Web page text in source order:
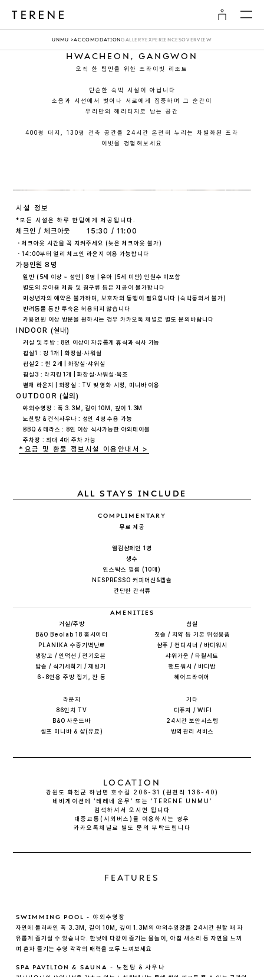
0:00/0:00
HWACHEON, GANGWON
오직 한 팀만을 위한 프라이빗 리조트
단순한 숙박 시설이 아닙니다
소음과 시선에서 벗어나 서로에게 집중하며 그 순간이
우리만의 헤리티지로 남는 공간
400평 대지, 130평 건축 공간을 24시간 온전히 누리는 차별화된 프라
이빗을 경험해보세요
체크인 / 체크아웃 15:30 / 11:00
・체크아웃 시간을 꼭 지켜주세요 (늦은 체크아웃 불가)
・14:00부터 얼리 체크인 라운지 이용 가능합니다
가용인원 8명
일반 (5세 이상 ~ 성인) 8명 | 유아 (5세 미만) 인원수 미포함
별도의 유아용 제품 및 침구류 등은 제공이 불가합니다
미성년자의 예약은 불가하며, 보호자의 동행이 필요합니다 (숙박동의서 불가)
반려동물 동반 투숙은 허용되지 않습니다
가용인원 이상 방문을 원하시는 경우 카카오톡 채널로 별도 문의바랍니다
INDOOR (실내)
거실 및 주방 : 8인 이상이 자유롭게 휴식과 식사 가능
침실1 : 킹 1개 | 화장실∙샤워실
침실2 : 퀸 2개 | 화장실∙샤워실
침실3 : 라지킹 1개 | 화장실∙샤워실∙욕조
별채 라운지 | 화장실 : TV 및 영화 시청, 미니바 이용
OUTDOOR (실외)
야외수영장 : 폭 3.3M, 길이 10M, 깊이 1.3M
노천탕 & 건식사우나 : 성인 4명 수용 가능
BBQ & 테라스 : 8인 이상 식사가능한 야외테이블
주차장 : 최대 4대 주차 가능
시설 정보
*모든 시설은 하루 한팀에게 제공됩니다.
시설 이용안내서 >
*요금 및 환불 정보
LOCATION
강원도 화천군 하남면 호수길 206-31 (원천리 136-40)
네비게이션에 ‘테레네 운무’ 또는 ‘TERENE UNMU’
검색하셔서 오시면 됩니다
대중교통(시외버스)를 이용하시는 경우
카카오톡채널로 별도 문의 부탁드립니다
FEATURES
SWIMMING POOL - 야외수영장
자연에 둘러싸인 폭 3.3M, 길이 10M, 깊이 1.3M의 야외수영장을 24시간 원할 때 자
유롭게 즐기실 수 있습니다. 한낮에 다같이 즐기는 물놀이, 아침 새소리 등 자연을 느끼
며 혼자 즐기는 수영 각각의 매력을 모두 느껴보세요
SPA PAVILION & SAUNA - 노천탕 & 사우나
ALL STAYS INCLUDE
COMPLIMENTARY
무료 제공
웰컴샴페인 1병
생수
인스탁스 필름 (10매)
NESPRESSO 커피머신&캡슐
간단한 간식류
AMENITIES
거실/주방
B&O Beolab 18 홈시어터
PLANIKA 수증기벽난로
냉장고 / 인덕션 / 전기오븐
밥솥 / 식기세척기 / 제빙기
6~8인용 주방 집기, 잔 등
침실
칫솔 / 치약 등 기본 위생용품
샴푸 / 컨디셔너 / 바디워시
샤워가운 / 타월세트
핸드워시 / 바디밤
헤어드라이어
라운지
86인치 TV
B&O 사운드바
셀프 미니바 & 샵(유료)
기타
디퓨져 / WIFI
24시간 보안시스템
방역관리 서비스
UNMU >ACCOMODATION GALLERY EXPERIENCESOVERVIEW